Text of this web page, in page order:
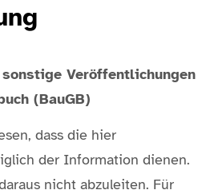
Veröffentlichungen
(BauGB)
dass die hier
der Information dienen.
nicht abzuleiten. Für